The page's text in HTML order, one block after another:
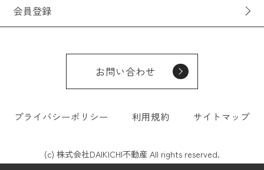
会員登録
お問い合わせ
プライバシーポリシー 利用規約 サイトマップ
(c) 株式会社DAIKICHI不動産 All rights reserved.